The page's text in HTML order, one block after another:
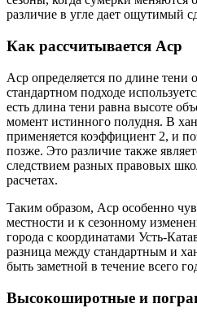
различие в угле дает ощутимый
Как рассчитывается Аср
Аср определяется по длине тени
стандартном подходе
есть длина тени равна высоте
момент истинного полудня. В
применяется коэффициент 2, и
позже. Это различие также
следствием разных правовых
расчетах.
Таким образом, Аср особенно
местности и к сезонному
города с координатами Усть-
разница между стандартным и
быть заметной в течение всего
Высокоширотные и